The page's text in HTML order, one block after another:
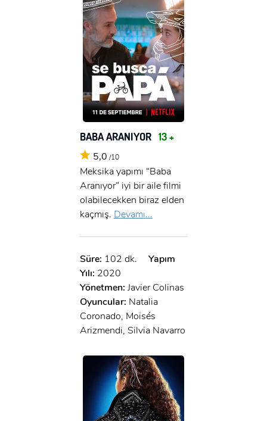
BABA ARANIYOR 13 +
5,0 /10
Meksika yapımı “Baba
Aranıyor” iyi bir aile filmi
olabilecekken biraz elden
kaçmış. Devamı...
Süre: 102 dk.
Yapım
Yılı: 2020
Yönetmen: Javier Colinas
Oyuncular: Natalia
Coronado, Moisés
Arizmendi, Silvia Navarro